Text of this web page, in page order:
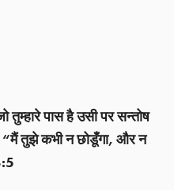
तुम्हारे पास है उसी पर सन्तोष
तुझे कभी न छोडूँगा, और न